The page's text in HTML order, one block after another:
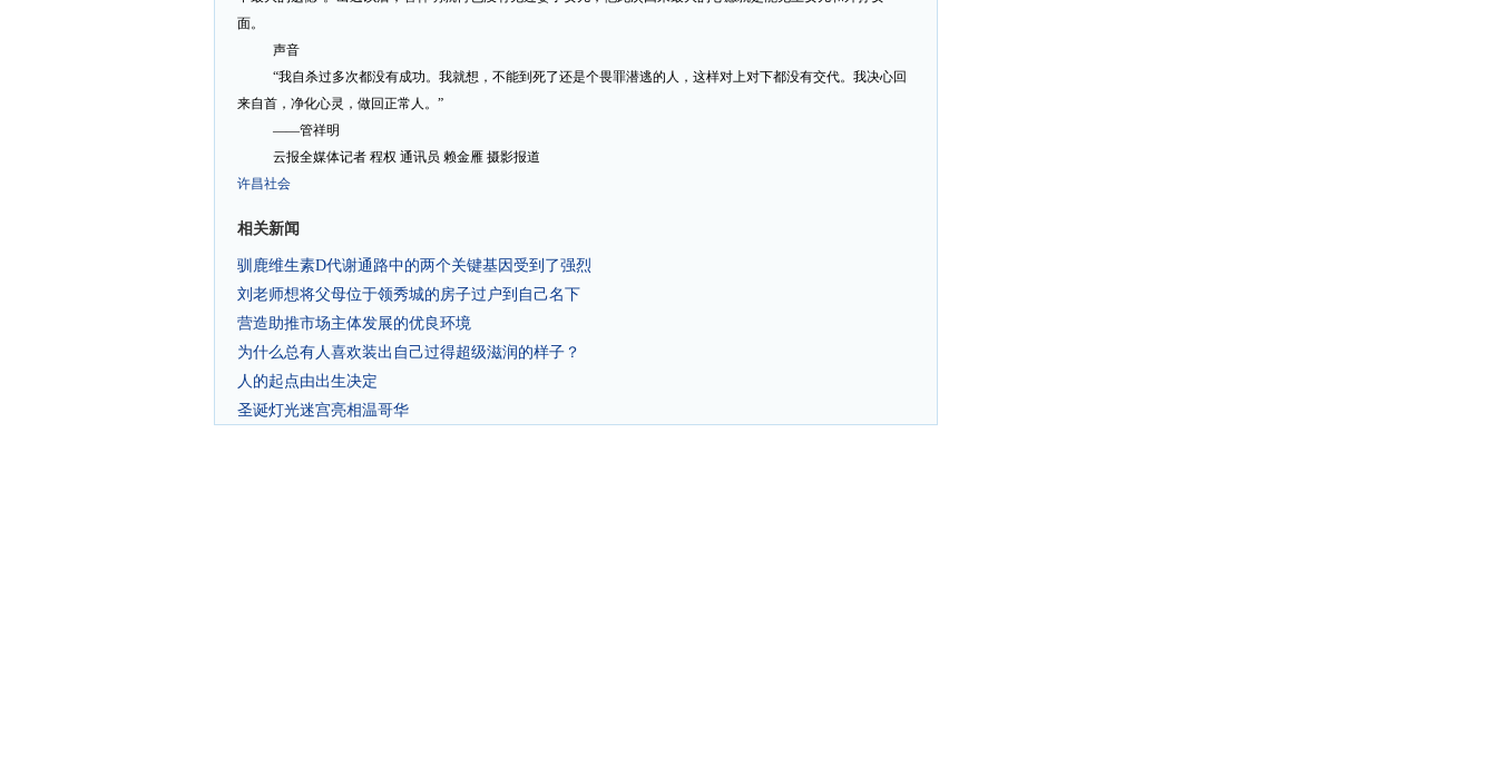
面。
声音
“我自杀过多次都没有成功。我就想，不能到死了还是个畏罪潜逃的人，这样对上对下都没有交代。我决心回
来自首，净化心灵，做回正常人。”
——管祥明
云报全媒体记者 程权 通讯员 赖金雁 摄影报道
许昌社会
相关新闻
驯鹿维生素D代谢通路中的两个关键基因受到了强烈
刘老师想将父母位于领秀城的房子过户到自己名下
营造助推市场主体发展的优良环境
为什么总有人喜欢装出自己过得超级滋润的样子？
人的起点由出生决定
圣诞灯光迷宫亮相温哥华